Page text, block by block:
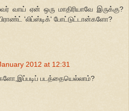
வாய் ஏன் ஒரு மாதிரியாவே இருக்கு?
'லிப்ஸ்டிக்' போட்டுட்டான்களோ?
2012 at 12:31
படத்தையெல்லாம்?